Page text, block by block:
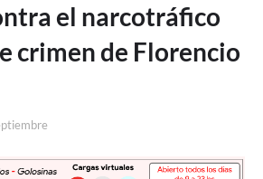
el narcotráfico
crimen de Florencio